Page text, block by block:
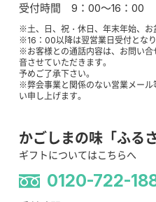
受付時間 9：00～16：00
※土、日、祝・休日、年末年始、お
※16：00以降は翌営業日受付となり
※お客様との通話内容は、お問い
音させていただきます。
予めご了承下さい。
※弊会事業と関係のない営業メー
い申し上げます。
かごしまの味「ふる
ギフトについてはこちらへ
0120-722-